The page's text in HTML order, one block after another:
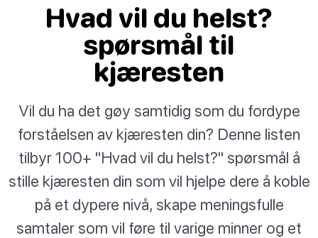
Hvad vil du helst?
spørsmål til
kjæresten
Vil du ha det gøy samtidig som du fordype
forståelsen av kjæresten din? Denne listen
tilbyr 100+ "Hvad vil du helst?" spørsmål å
stille kjæresten din som vil hjelpe dere å koble
på et dypere nivå, skape meningsfulle
samtaler som vil føre til varige minner og et